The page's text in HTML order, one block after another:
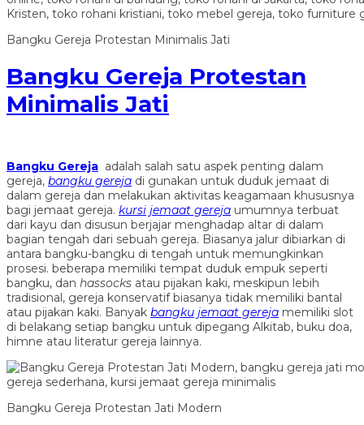
Bangku Gereja Protestan Minimalis Jati
Bangku Gereja Protestan
Minimalis Jati
Bangku Gereja adalah salah satu aspek penting dalam
gereja, bangku gereja di gunakan untuk duduk jemaat di
dalam gereja dan melakukan aktivitas keagamaan khususnya
bagi jemaat gereja. kursi jemaat gereja umumnya terbuat
dari kayu dan disusun berjajar menghadap altar di dalam
bagian tengah dari sebuah gereja. Biasanya jalur dibiarkan di
antara bangku-bangku di tengah untuk memungkinkan
prosesi. beberapa memiliki tempat duduk empuk seperti
bangku, dan hassocks atau pijakan kaki, meskipun lebih
tradisional, gereja konservatif biasanya tidak memiliki bantal
atau pijakan kaki. Banyak bangku jemaat gereja memiliki slot
di belakang setiap bangku untuk dipegang Alkitab, buku doa,
himne atau literatur gereja lainnya.
Bangku Gereja Protestan Jati Modern